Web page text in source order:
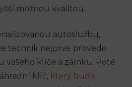
možnou ⁤kvalitou.
autoslužbu,
technik nejprve provede
vašeho klíče a zámku. Poté
klíč, který bude